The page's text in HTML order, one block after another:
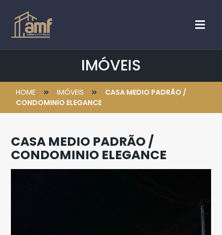
IMÓVEIS
HOME IMÓVEIS
CASA MEDIO PADRÃO /
CONDOMINIO ELEGANCE
CASA MEDIO PADRÃO /
CONDOMINIO ELEGANCE